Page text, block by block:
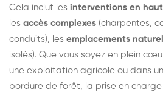
Cela inclut les interventions en
les accès complexes (charpentes,
conduits), les emplacements
isolés). Que vous soyez en plein
une exploitation agricole ou dans
bordure de forêt, la prise en